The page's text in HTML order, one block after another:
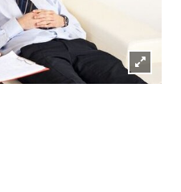
Lightbox